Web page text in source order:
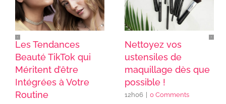
Les Tendances
Beauté TikTok qui
Méritent d’être
Intégrées à Votre
Routine
Nettoyez vos
ustensiles de
maquillage dès que
possible !
12h06 0 Comments